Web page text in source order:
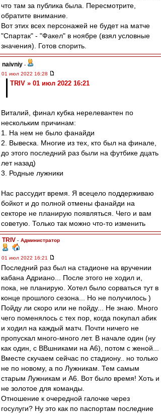
что там за публика была. Пересмотрите,
обратите внимание.
Вот этих всех персонажей не будет на матче
"Спартак" - "Факел" в ноябре (взял условные
значения). Готов спорить.
naivniy -
01 июл 2022 16:28
TRIV » 01 июл 2022 16:21
Виталий, финал кубка нерелевантен по
нескольким причинам:
1. На нем не было фанайди
2. Вывеска. Многие из тех, кто был на финале,
до этого последний раз были на футбике дцать
лет назад)
3. Родные лужники
Нас рассудит время. Я всецело поддерживаю
бойкот и до полной отмены фанайди на
секторе не планирую появляться. Чего и вам
советую. Только так можно что-то изменить
TRIV - Администратор
01 июл 2022 16:21
Последний раз был на стадионе на вручении
кабана Адриано... После этого не ходил и,
пока, не планирую. Хотел было сорваться тут в
конце прошлого сезона... Но не получилось )
Пойду ли скоро или не пойду... Не знаю. Много
чего поменялось с тех пор, когда покупал абик
и ходил на каждый матч. Почти ничего не
пропускал много-много лет. В начале один (ну
как один, с ВВшниками на А6), потом с женой...
Вместе скучаем сейчас по стадиону.. но только
не по новому, а по Лужникам. Тем самым
старым Лужникам и А6. Вот было время! Хоть и
не золотое для команды.
Отношение к очередной галочке через
госулуги? Ну это как по паспортам последние